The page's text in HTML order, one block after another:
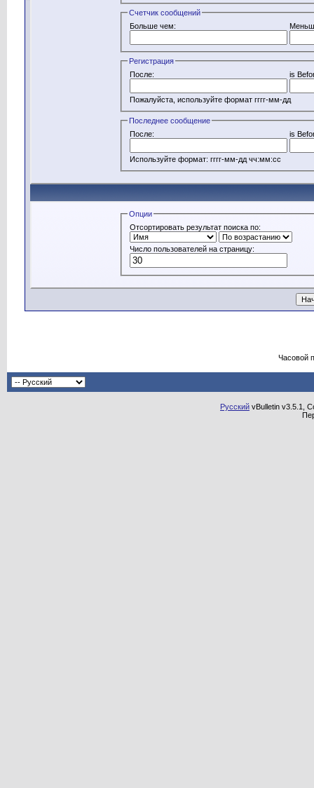
Счетчик сообщений
Больше чем:
Регистрация
После:
is
Пожалуйста, используйте формат гггг-мм-дд
Последнее сообщение
После:
is
Используйте формат: гггг-мм-дд чч:мм:сс
Опции
Отсортировать результат поиска по:
Число пользователей на страницу:
Часовой
Русский vBulletin v3.5.1,